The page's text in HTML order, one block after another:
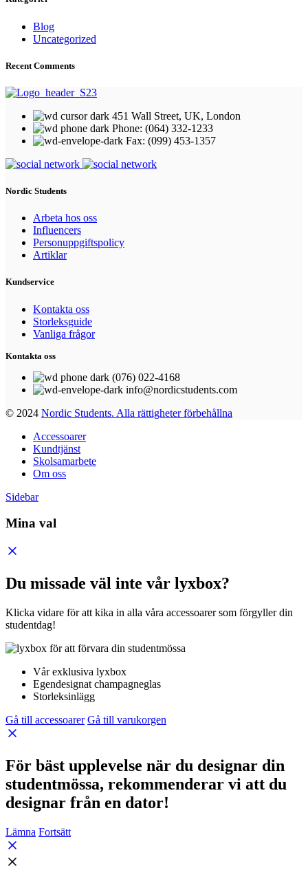
Blog
Uncategorized
Recent Comments
451 Wall Street, UK, London
Phone: (064) 332-1233
Fax: (099) 453-1357
Nordic Students
Arbeta hos oss
Influencers
Personuppgiftspolicy
Artiklar
Kundservice
Kontakta oss
Storleksguide
Vanliga frågor
Kontakta oss
(076) 022-4168
info@nordicstudents.com
© 2024 Nordic Students. Alla rättigheter förbehållna
Accessoarer
Kundtjänst
Skolsamarbete
Om oss
Sidebar
Mina val
Du missade väl inte vår lyxbox?
Klicka vidare för att kika in alla våra accessoarer som förgyller din
studentdag!
Vår exklusiva lyxbox
Egendesignat champagneglas
Storleksinlägg
Gå till accessoarer Gå till varukorgen
För bäst upplevelse när du designar din
studentmössa, rekommenderar vi att du
designar från en dator!
Lämna Fortsätt